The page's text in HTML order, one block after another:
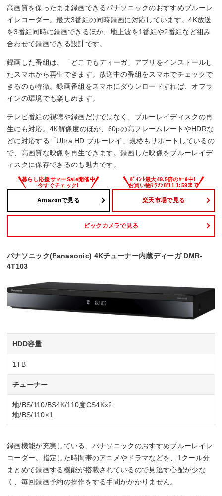
高画質を保ったまま録画できるパナソニックのおすすめブルーレ
イレコーダー。最大3番組の同時録画に対応しています。4K放送
を3番組同時に録画できるほか、地上波を1番組や2番組など組み
合わせて録画できる設計です。
録画した番組は、「どこでもディーガ」アプリをインストールし
たスマホから再生できます。放送中の番組をスマホでチェックで
きるのも特徴。録画番組をスマホにダウンロードすれば、オフラ
インの環境でも楽しめます。
テレビ番組の視聴や録画だけではなく、ブルーレイディスクの再
生にも対応。4K解像度のほか、60pの高フレームレートやHDRな
どに対応する「Ultra HD ブルーレイ」規格もサポートしているの
で、高画質な映像を再生できます。録画した映像をブルーレイデ
ィスクに保存できるのも魅力です。
Amazonで見る 楽天市場で見る
ビックカメラで見る
パナソニック(Panasonic) 4Kチューナー内蔵ディーガ DMR-
4T103
HDD容量
1TB
チューナー
地/BS/110/BS4K/110度CS4Kx2
地/BS/110×1
録画機能が充実している、パナソニックのおすすめブルーレイレ
コーダー。指定した時間帯のアニメやドラマなどを、1クール分
まとめて録画する機能が搭載されているので見逃す心配が少な
く、毎回録画予約の操作をする手間がかかりません。